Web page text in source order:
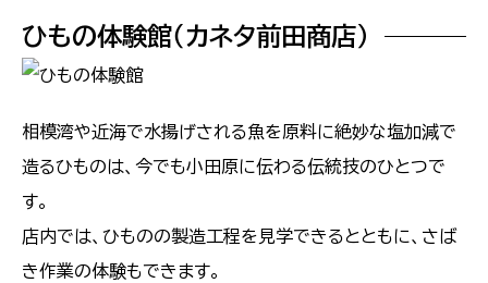
ひもの体験館（カネタ前田商店）
相模湾や近海で水揚げされる魚を原料に絶妙な塩加減で
造るひものは、今でも小田原に伝わる伝統技のひとつで
す。
店内では、ひものの製造工程を見学できるとともに、さば
き作業の体験もできます。